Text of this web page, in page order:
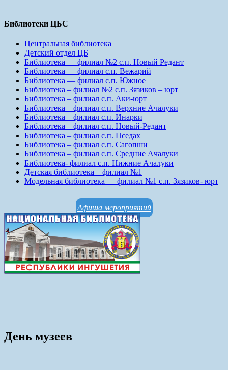
Библиотеки ЦБС
Центральная библиотека
Детский отдел ЦБ
Библиотека — филиал №2 с.п. Новый Редант
Библиотека — филиал с.п. Вежарий
Библиотека — филиал с.п. Южное
Библиотека – филиал №2 с.п. Зязиков – юрт
Библиотека – филиал с.п. Аки-юрт
Библиотека – филиал с.п. Верхние Ачалуки
Библиотека – филиал с.п. Инарки
Библиотека – филиал с.п. Новый-Редант
Библиотека – филиал с.п. Пседах
Библиотека – филиал с.п. Сагопши
Библиотека – филиал с.п. Средние Ачалуки
Библиотека- филиал с.п. Нижние Ачалуки
Детская библиотека – филиал №1
Модельная библиотека — филиал №1 с.п. Зязиков- юрт
Афиша мероприятий
День музеев